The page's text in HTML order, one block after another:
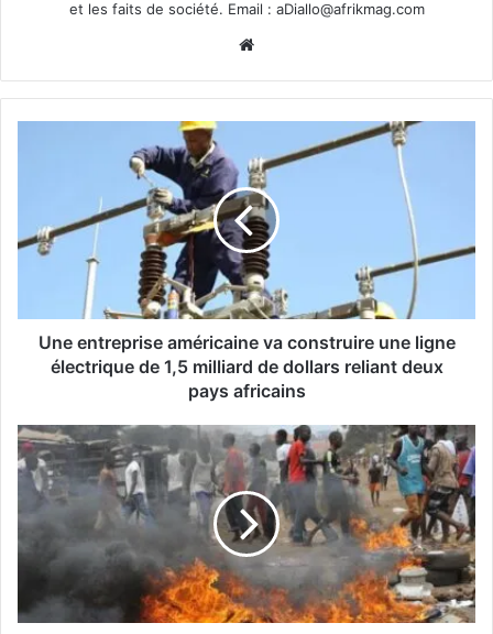
et les faits de société. Email : aDiallo@afrikmag.com
Une entreprise américaine va construire une ligne
électrique de 1,5 milliard de dollars reliant deux
pays africains